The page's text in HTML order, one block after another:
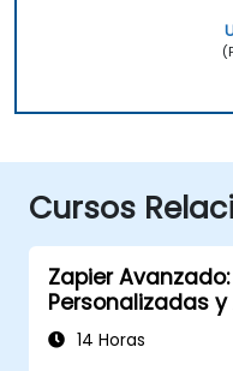
Cursos
Zapier
Personalizadas
Multietapa
14 Horas